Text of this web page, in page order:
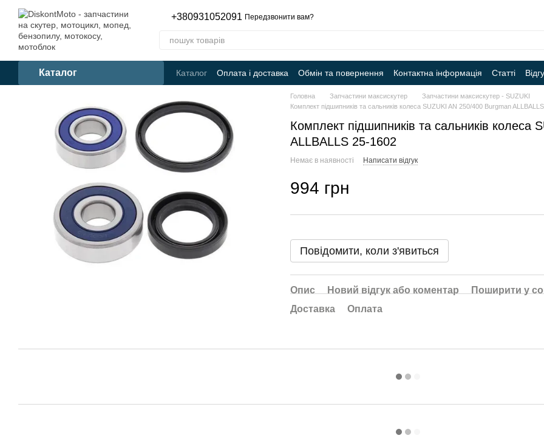
Перейти до основного контенту
+380931052091 Передзвонити вам?
Каталог Каталог Оплата і доставка Обмін та повернення Контактна інформація Статті
Головна Запчастини максискутер
Запчастини максискутер - SUZUKI
Комплект підшипників та сальників колеса SUZUKI AN 250/400 Burgman
Комплект підшипників та сальників колеса
ALLBALLS 25-1602
Немає в наявності Написати відгук
994 грн
Повідомити, коли з'явиться
Опис Новий відгук або коментар
Поширити у
Доставка
Оплата